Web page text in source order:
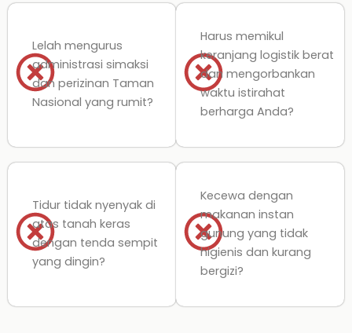
Lelah mengurus
administrasi simaksi
dan perizinan Taman
Nasional yang rumit?
Harus memikul
keranjang logistik berat
dan mengorbankan
waktu istirahat
berharga Anda?
Tidur tidak nyenyak di
atas tanah keras
dengan tenda sempit
yang dingin?
Kecewa dengan
makanan instan
gunung yang tidak
higienis dan kurang
bergizi?